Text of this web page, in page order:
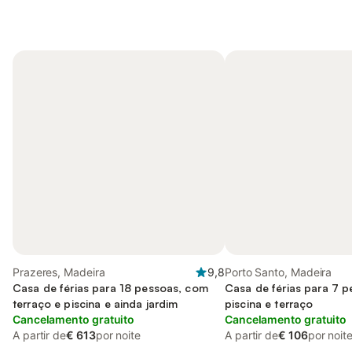
Prazeres, Madeira
9,8
Casa de férias para 18 pessoas, com
terraço e piscina e ainda jardim
Cancelamento gratuito
A partir de€ 613por noite
Porto Santo, Madeira
Casa de férias para 7
piscina e terraço
Cancelamento gratuito
A partir de€ 106por noite